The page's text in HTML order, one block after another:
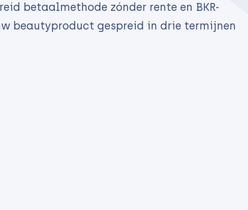
betaalmethode zónder rente en BKR-
beautyproduct gespreid in drie termijnen